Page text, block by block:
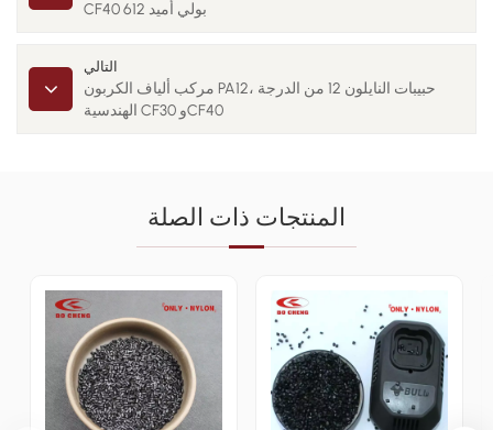
CF40 بولي أميد 612
التالي
مركب ألياف الكربون PA12، حبيبات النايلون 12 من الدرجة
الهندسية CF30 وCF40
المنتجات ذات الصلة